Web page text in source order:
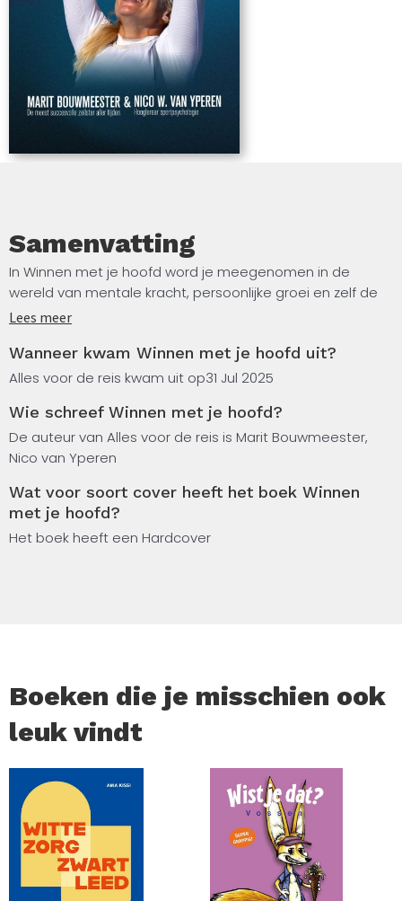
Samenvatting
In Winnen met je hoofd word je meegenomen in de
wereld van mentale kracht, persoonlijke groei en zelf de
regie nemen. Marit Bouwmeester, de meest succesvolle
gecombineerd met kennis uit de sportpsychologie van
prof. Nico W.
Van Yperen. Een unieke mix van wetenschap en praktijk
over optimaal presteren. Dit is geen boek over winnen
alleen, maar een eerlijk en inspirerend kijkje achter de
Je ervaart van dichtbij hoe het écht is om te leven als
topsporter: met hoge pieken, diepe dalen en alles
Lees meer
Wanneer kwam Winnen met je hoofd uit?
Alles voor de reis kwam uit op31 Jul 2025
Wie schreef Winnen met je hoofd?
De auteur van Alles voor de reis is Marit Bouwmeester,
Nico van Yperen
Wat voor soort cover heeft het boek Winnen
met je hoofd?
Het boek heeft een Hardcover
Boeken die je misschien ook
leuk vindt